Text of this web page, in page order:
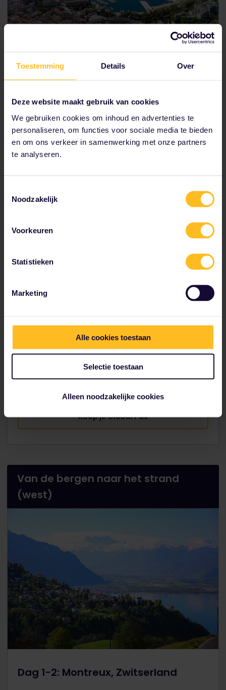
Toestemming Details Over
Deze website maakt gebruik van cookies
We gebruiken cookies om inhoud en advertenties te
personaliseren, om functies voor sociale media te bieden
en om ons verkeer in samenwerking met onze partners
te analyseren.
Noodzakelijk
Voorkeuren
Statistieken
Marketing
Alle cookies toestaan
Selectie toestaan
Alleen noodzakelijke cookies
Dag 6-7: Pula, Kroatië
Pula is de verborgen schat van Kroatië. In deze
kuststad vind je een van de weinige nog
overgebleven Romeinse colosseums. Er zijn ook
ongerepte stranden langs de kust, waarvan vele nog
gladiatorengevechten,
die worden gehouden als onderdeel van het
honderd jaar gebruikt door lokale marktkooplui
Op zoek naar zon en zee? Het Ambrena-strand
is
het populairste 'stadsstrand', op korte loopafstand
München-Innsbruck:1 u 44 min, Innsbruck-
1 u 46 min, Salzburg-Ljubljana:
Koop je Global Pas
Van de bergen naar het strand
(west)
Dag 1-2: Montreux, Zwitserland